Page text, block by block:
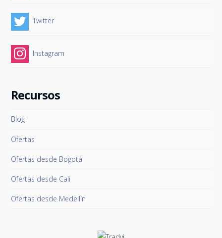
Twitter
Instagram
Recursos
Blog
Ofertas
Ofertas desde Bogotá
Ofertas desde Cali
Ofertas desde Medellín